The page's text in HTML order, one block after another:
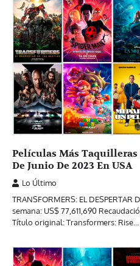
Películas Más Taquilleras
De Junio De 2023 En USA
Lo Último
TRANSFORMERS: EL DESPERTAR
semana: US$ 77,611,690
Título original: Transformers: Rise…